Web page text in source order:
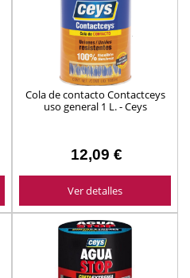
Cola de contacto Contactceys
uso general 1 L. - Ceys
12,09 €
Ver detalles